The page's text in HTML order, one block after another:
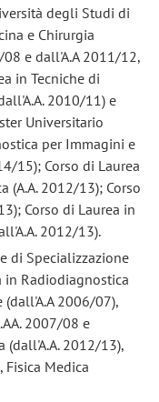
degli Studi di
e Chirurgia
e dall'A.A 2011/12,
in Tecniche di
2010/11) e
Universitario
per Immagini e
15); Corso di Laurea
(A.A. 2012/13); Corso
Corso di Laurea in
2012/13).
di Specializzazione
Radiodiagnostica
(dall'A.A 2006/07),
2007/08 e
2012/13),
Fisica Medica